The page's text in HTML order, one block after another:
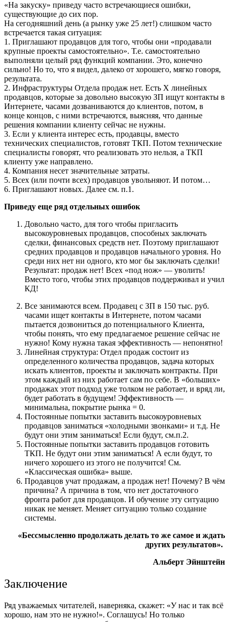
«На закуску» приведу часто встречающиеся ошибки,
существующие до сих пор.
На сегодняшний день (а рынку уже 25 лет!) слишком часто
встречается такая ситуация:
1. Приглашают продавцов для того, чтобы они «продавали
крупные проекты самостоятельно». Т.е. самостоятельно
выполняли целый ряд функций компании. Это, конечно
сильно! Но то, что я видел, далеко от хорошего, мягко говоря,
результата.
2. Инфраструктуры Отдела продаж нет. Есть Х линейных
продавцов, которые за довольно высокую ЗП ищут контакты в
Интернете, часами дозваниваются до клиентов, потом, в
конце концов, с ними встречаются, выясняя, что данные
решения компании клиенту сейчас не нужны.
3. Если у клиента интерес есть, продавцы, вместо
технических специалистов, готовят ТКП. Потом технические
специалисты говорят, что реализовать это нельзя, а ТКП
клиенту уже направлено.
4. Компания несет значительные затраты.
5. Всех (или почти всех) продавцов увольняют. И потом…
6. Приглашают новых. Далее см. п.1.
Приведу еще ряд отдельных ошибок
Довольно часто, для того чтобы пригласить
высокоуровневых продавцов, способных заключать
сделки, финансовых средств нет. Поэтому приглашают
средних продавцов и продавцов начального уровня. Но
среди них нет ни одного, кто мог бы заключать сделки!
Результат: продаж нет! Всех «под нож» — уволить!
Вместо того, чтобы этих продавцов поддерживал и учил
КД!
Все занимаются всем. Продавец с ЗП в 150 тыс. руб.
часами ищет контакты в Интернете, потом часами
пытается дозвониться до потенциального Клиента,
чтобы понять, что ему предлагаемое решение сейчас не
нужно! Кому нужна такая эффективность — непонятно!
Линейная структура: Отдел продаж состоит из
определенного количества продавцов, задача которых
искать клиентов, проекты и заключать контракты. При
этом каждый из них работает сам по себе. В «больших»
продажах этот подход уже толком не работает, и вряд ли,
будет работать в будущем! Эффективность —
минимальна, покрытие рынка = 0.
Постоянные попытки заставить высокоуровневых
продавцов заниматься «холодными звонками» и т.д. Не
будут они этим заниматься! Если будут, см.п.2.
Постоянные попытки заставить продавцов готовить
ТКП. Не будут они этим заниматься! А если будут, то
ничего хорошего из этого не получится! См.
«Классическая ошибка» выше.
Продавцов учат продажам, а продаж нет! Почему? В чём
причина? А причина в том, что нет достаточного
фронта работ для продавцов. И обучение эту ситуацию
никак не меняет. Меняет ситуацию только создание
системы.
«Бессмысленно продолжать делать то же самое и ждать
других результатов».
Альберт Эйнштейн
Заключение
Ряд уважаемых читателей, наверняка, скажет: «У нас и так всё
хорошо, нам это не нужно!». Соглашусь! Но только